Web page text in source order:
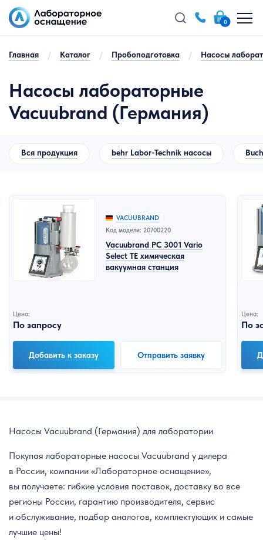
0
Главная / Каталог / Пробоподготовка / Насосы
Насосы лабораторные
Vacuubrand (Германия)
Вся продукция behr Labor-Technik насосы
VACUUBRAND
Код модели: 20700220
Vacuubrand PC 3001 Vario
Select TE химическая
вакуумная станция
Цена:
По запросу
Добавить к заказу Отправить заявку
Цена:
По
Насосы Vacuubrand (Германия) для лаборатории
Покупая лабораторные насосы Vacuubrand у дилера
в России, компании «Лабораторное оснащение»,
вы получаете: гибкие условия поставок, доставку во все
регионы России, гарантию производителя, сервис
и обслуживание, подбор аналогов, комплектующих и самые
лучшие цены!